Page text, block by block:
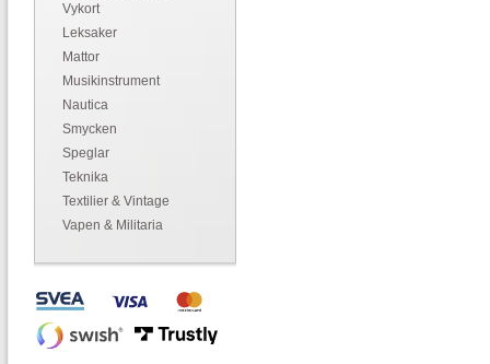
Vykort
Leksaker
Mattor
Musikinstrument
Nautica
Smycken
Speglar
Teknika
Textilier & Vintage
Vapen & Militaria